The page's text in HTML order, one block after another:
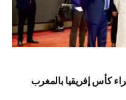
كأس إفريقيا بالمغرب